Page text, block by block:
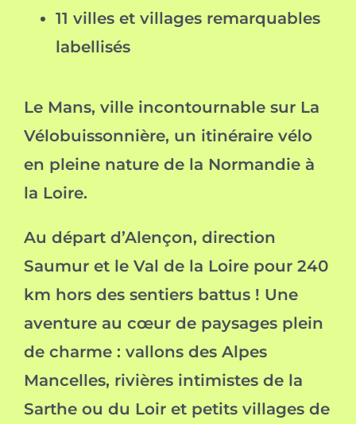
11 villes et villages remarquables
labellisés
Le Mans, ville incontournable sur La
Vélobuissonnière, un itinéraire vélo
en pleine nature de la Normandie à
la Loire.
Au départ d’Alençon, direction
Saumur et le Val de la Loire pour 240
km hors des sentiers battus ! Une
aventure au cœur de paysages plein
de charme : vallons des Alpes
Mancelles, rivières intimistes de la
Sarthe ou du Loir et petits villages de